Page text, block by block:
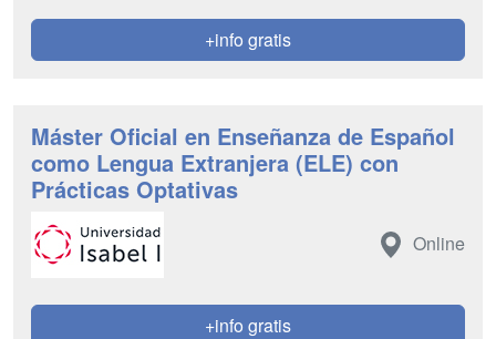
+info gratis
Máster Oficial en Enseñanza de Español
como Lengua Extranjera (ELE) con
Prácticas Optativas
Online
+info gratis